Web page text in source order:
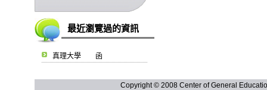
最近瀏覽過的資訊
真理大學 函
Copyright © 2008 Center of General